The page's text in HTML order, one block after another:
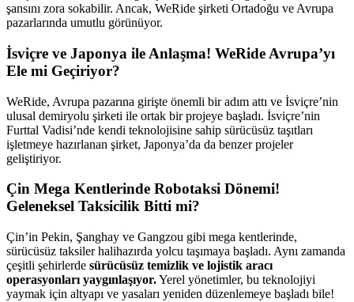
şansını zora sokabilir. Ancak, WeRide şirketi Ortadoğu ve Avrupa
pazarlarında umutlu görünüyor.
İsviçre ve Japonya ile Anlaşma! WeRide Avrupa’yı
Ele mi Geçiriyor?
WeRide, Avrupa pazarına girişte önemli bir adım attı ve İsviçre’nin
ulusal demiryolu şirketi ile ortak bir projeye başladı. İsviçre’nin
Furttal Vadisi’nde kendi teknolojisine sahip sürücüsüz taşıtları
işletmeye hazırlanan şirket, Japonya’da da benzer projeler
geliştiriyor.
Çin Mega Kentlerinde Robotaksi Dönemi!
Geleneksel Taksicilik Bitti mi?
Çin’in Pekin, Şanghay ve Gangzou gibi mega kentlerinde,
sürücüsüz taksiler halihazırda yolcu taşımaya başladı. Aynı zamanda
çeşitli şehirlerde sürücüsüz temizlik ve lojistik aracı
operasyonları yaygınlaşıyor.Yerel yönetimler, bu teknolojiyi
yaymak için altyapı ve yasaları yeniden düzenlemeye başladı bile!